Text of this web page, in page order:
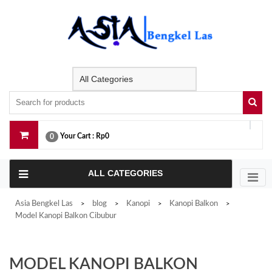
0 Your Cart : Rp0
ALL CATEGORIES
Asia Bengkel Las > blog > Kanopi > Kanopi Balkon >
Model Kanopi Balkon Cibubur
MODEL KANOPI BALKON